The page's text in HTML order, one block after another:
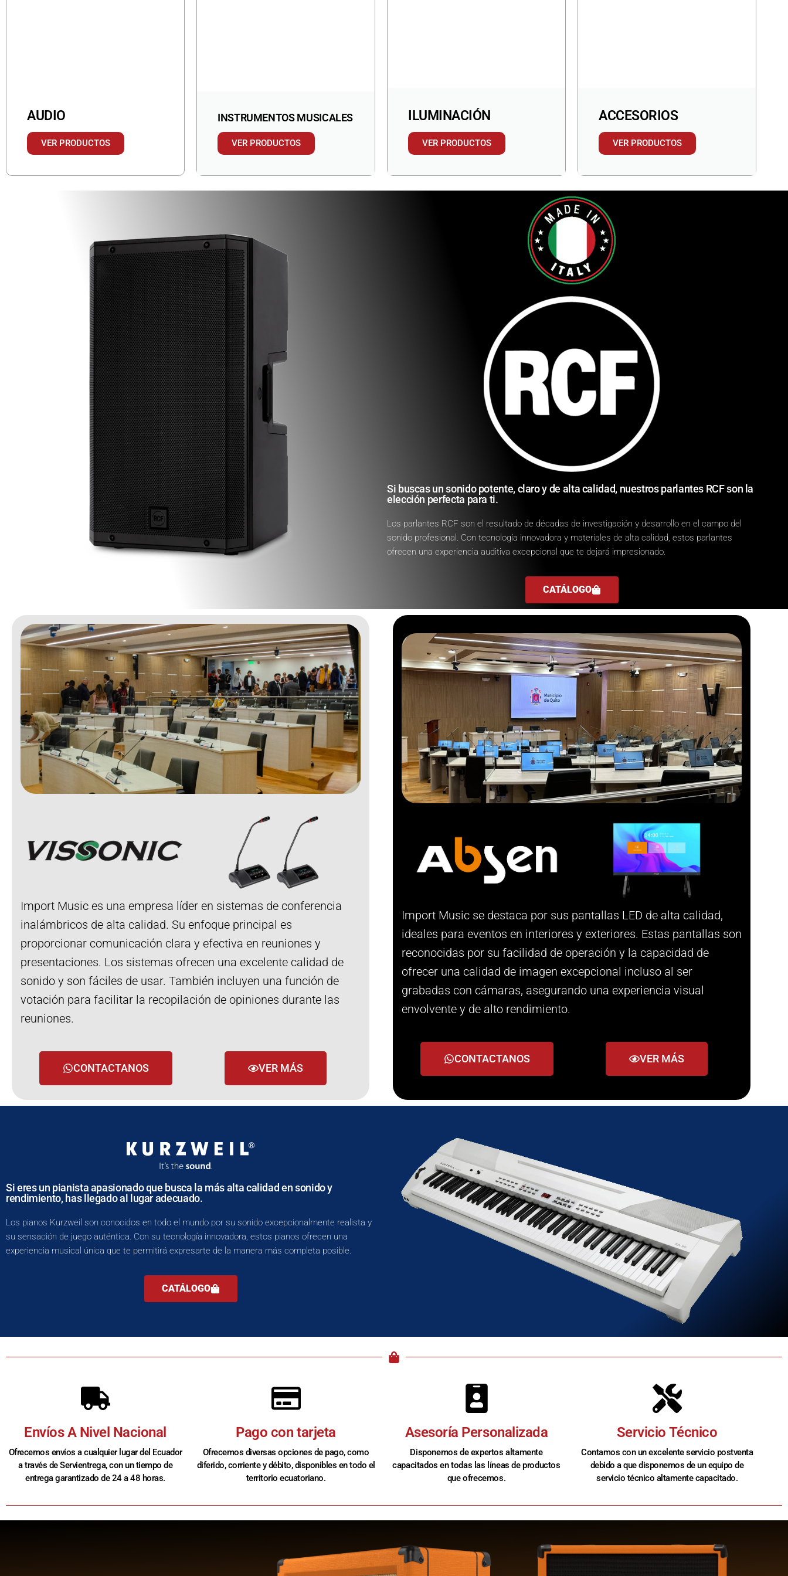
instrumento o
equipo de
audio
adecuado para
precios
competitivos y
promociones
especiales
para nuestros
clientes. Ven a
visitarnos en
nuestra tienda
física en Quito,
o haz tu
compra en
línea a través
de nuestra
página web y
recibe tu
pedido en la
comodidad de
tu hogar.
¡Descubre el
mundo de la
música con
Import Music
Ecuador!
AUDIO
VER PRODUCTOS
INSTRUMENTOS MUSICALES
VER PRODUCTOS
ILUMINACIÓN
VER PRODUCTOS
ACCESORIOS
VER PRODUCTOS
Si buscas un sonido potente, claro y de alta calidad, nuestros parlantes RCF son la
elección perfecta para ti.
Los parlantes RCF son el resultado de décadas de investigación y desarrollo en el campo del
sonido profesional. Con tecnología innovadora y materiales de alta calidad, estos parlantes
ofrecen una experiencia auditiva excepcional que te dejará impresionado.
CATÁLOGO
Import Music es una empresa líder en sistemas de conferencia
inalámbricos de alta calidad. Su enfoque principal es
proporcionar comunicación clara y efectiva en reuniones y
presentaciones. Los sistemas ofrecen una excelente calidad de
sonido y son fáciles de usar. También incluyen una función de
votación para facilitar la recopilación de opiniones durante las
reuniones.
CONTACTANOS VER MÁS
Import Music se destaca por sus pantallas LED de alta calidad,
ideales para eventos en interiores y exteriores. Estas pantallas son
reconocidas por su facilidad de operación y la capacidad de
ofrecer una calidad de imagen excepcional incluso al ser
grabadas con cámaras, asegurando una experiencia visual
envolvente y de alto rendimiento.
CONTACTANOS VER MÁS
Si eres un pianista apasionado que busca la más alta calidad en sonido y
rendimiento, has llegado al lugar adecuado.
Los pianos Kurzweil son conocidos en todo el mundo por su sonido excepcionalmente realista y
su sensación de juego auténtica. Con su tecnología innovadora, estos pianos ofrecen una
experiencia musical única que te permitirá expresarte de la manera más completa posible.
CATÁLOGO
Envíos A Nivel Nacional
Ofrecemos envíos a cualquier lugar del Ecuador
a través de Servientrega, con un tiempo de
entrega garantizado de 24 a 48 horas​.
Pago con tarjeta
Ofrecemos diversas opciones de pago, como
diferido, corriente y débito, disponibles en todo el
territorio ecuatoriano.
Asesoría Personalizada
Disponemos de expertos altamente
capacitados en todas las líneas de productos
que ofrecemos.​
Servicio Técnico
Contamos con un excelente servicio postventa
debido a que disponemos de un equipo de
servicio técnico altamente capacitado.​